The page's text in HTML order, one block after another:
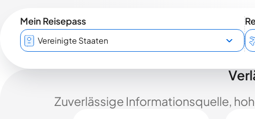
Mein Reisepass
Zuverlässige Informationsquelle,